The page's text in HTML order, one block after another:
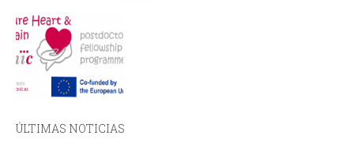
ÚLTIMAS NOTICIAS